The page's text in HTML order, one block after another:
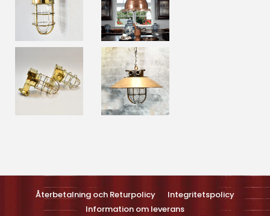
Återbetalning och Returpolicy
Integritetspolicy
Information om leverans
Turns on site high speed to be attractive feller people and search
engines.